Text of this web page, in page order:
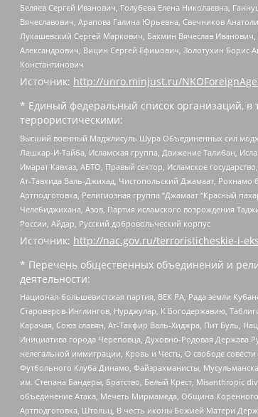
Беляев Сергей Иванович, Голубева Елена Николаевна,
Вячеславович, Арапова Галина Юрьевна, Свечников
Лукашевский Сергей Маркович, Бахмин Вячеслав
Александрович, Вицин Сергей Ефимович, Золотухин
Константинович
Источник: http://unro.minjust.ru/
* Единый федеральный список организаций, в
террористическими:
Высший военный Маджлисуль Шура Объединенных сил
Лашкар-И-Тайба, Исламская группа, Движение Талибан,
Имарат Кавказ, АБТО, Правый сектор, Исламское
Ат-Тавхида Валь-Джихад, Чистопольский Джамаат, Рохнамо
Артподготовка, Религиозная группа “Джамаат “Красный
Челебиджихана, Азов, Партия исламского возрождения
России, Айдар, Русский добровольческий корпус
Источник: http://nac.gov.ru/terroristicheskie-i-
* Перечень общественных объединений и
деятельности:
Национал-большевистская партия, ВЕК РА, Рада земли
Староверов-Инглингов, Нурджулар, К Богодержавию,
Карачая, Союз славян, Ат-Такфир Валь-Хиджра, Пит Буль,
Инициатива города Череповца, Духовно-Родовая Держава
нелегальной иммиграции, Кровь и Честь, О свободе
Футбольного Клуба Динамо, Файзрахманисты,
им. Степана Бандеры, Братство, Белый Крест, Misanthropic
объединение Атака, Мечеть Мирмамеда, Община Коренного
Артподготовка, Штольц, В честь иконы Божией Матери